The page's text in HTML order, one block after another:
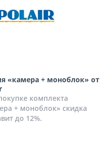
«камера + моноблок» от
комплекта
+ моноблок» скидка
до 12%.